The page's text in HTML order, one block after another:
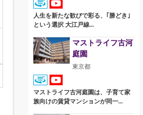
人生を新たな歓びで彩る、｢勝どき｣
という選択 大江戸線...
マストライフ古河
庭園
東京都
マストライフ古河庭園は、子育て家
族向けの賃貸マンションが同一...